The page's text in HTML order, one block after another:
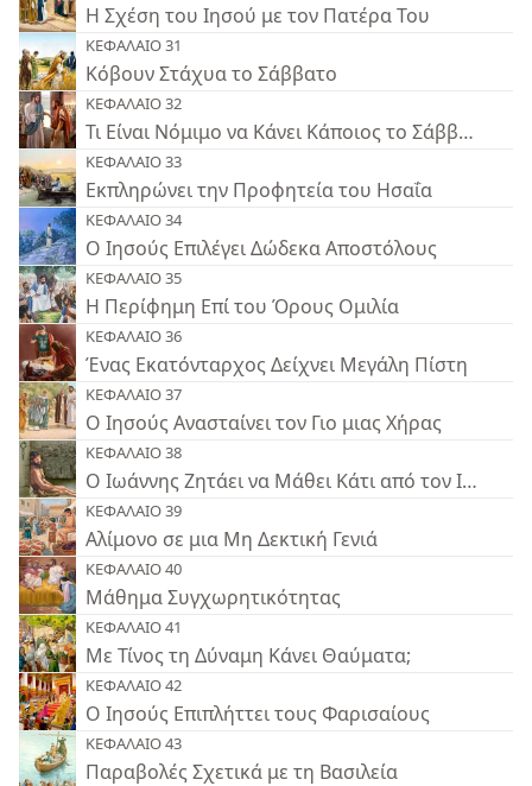
Η Σχέση του Ιησού με τον Πατέρα Του
ΚΕΦΑΛΑΙΟ 31
Κόβουν Στάχυα το Σάββατο
ΚΕΦΑΛΑΙΟ 32
Τι Είναι Νόμιμο να Κάνει Κάποιος το Σάββατο;
ΚΕΦΑΛΑΙΟ 33
Εκπληρώνει την Προφητεία του Ησαΐα
ΚΕΦΑΛΑΙΟ 34
Ο Ιησούς Επιλέγει Δώδεκα Αποστόλους
ΚΕΦΑΛΑΙΟ 35
Η Περίφημη Επί του Όρους Ομιλία
ΚΕΦΑΛΑΙΟ 36
Ένας Εκατόνταρχος Δείχνει Μεγάλη Πίστη
ΚΕΦΑΛΑΙΟ 37
Ο Ιησούς Ανασταίνει τον Γιο μιας Χήρας
ΚΕΦΑΛΑΙΟ 38
Ο Ιωάννης Ζητάει να Μάθει Κάτι από τον Ιησού
ΚΕΦΑΛΑΙΟ 39
Αλίμονο σε μια Μη Δεκτική Γενιά
ΚΕΦΑΛΑΙΟ 40
Μάθημα Συγχωρητικότητας
ΚΕΦΑΛΑΙΟ 41
Με Τίνος τη Δύναμη Κάνει Θαύματα;
ΚΕΦΑΛΑΙΟ 42
Ο Ιησούς Επιπλήττει τους Φαρισαίους
ΚΕΦΑΛΑΙΟ 43
Παραβολές Σχετικά με τη Βασιλεία